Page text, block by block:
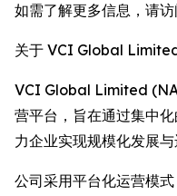
如需了解更多信息，请访
关于 VCI Global
VCI Global Limited
营平台，旨在通过集中
力企业实现规模化发展与
公司采用平台化运营模